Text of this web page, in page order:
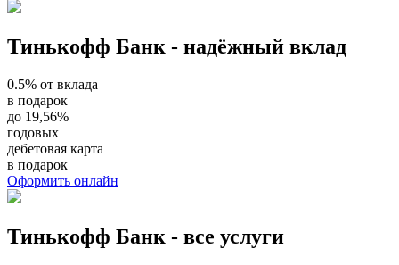
Тинькофф Банк - надёжный вклад
0.5% от вклада
в подарок
до 19,56%
годовых
дебетовая карта
в подарок
Оформить онлайн
Тинькофф Банк - все услуги